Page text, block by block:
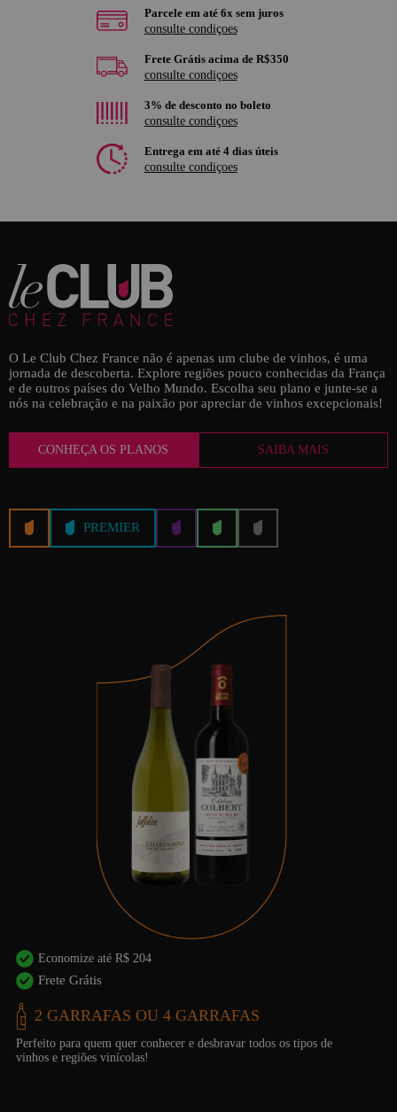
Parcele em até 6x sem juros
consulte condiçoes
Frete Grátis acima de R$350
consulte condiçoes
3% de desconto no boleto
consulte condiçoes
Entrega em até 4 dias úteis
consulte condiçoes
O Le Club Chez France não é apenas um clube de vinhos, é uma
jornada de descoberta. Explore regiões pouco conhecidas da França
e de outros países do Velho Mundo. Escolha seu plano e junte-se a
nós na celebração e na paixão por apreciar de vinhos excepcionais!
CONHEÇA OS PLANOS SAIBA MAIS
PREMIER
Economize até R$ 650
Frete Grátis
6 GARRAFAS
Tenha um vinho sempre à mão!
É o plano ideal para manter a adega cheia de vinhos durante todo o